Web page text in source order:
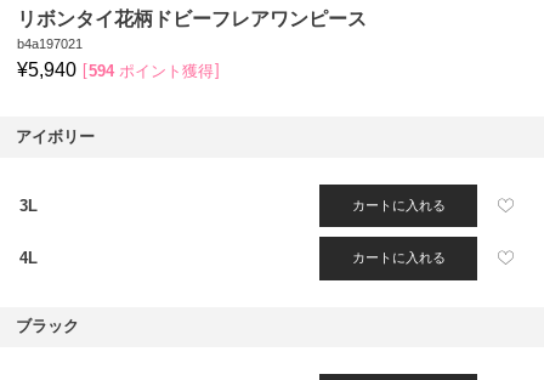
リボンタイ花柄ドビーフレアワンピース
b4a197021
¥5,940 594 ポイント獲得
アイボリー
3L カートに入れる
4L カートに入れる
ブラック